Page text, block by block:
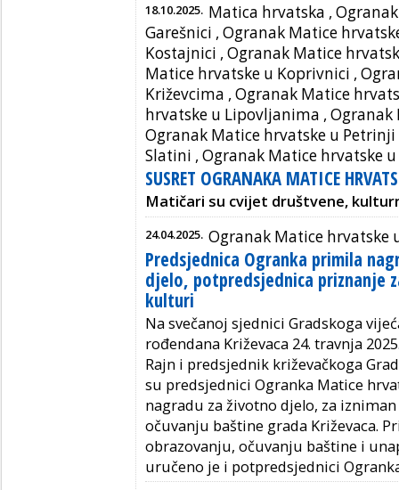
18.10.2025. Matica hrvatska ,
Garešnici , Ogranak Matice
Kostajnici , Ogranak Matice
Matice hrvatske u Koprivnici ,
Križevcima , Ogranak Matice
hrvatske u Lipovljanima , Ogranak
Ogranak Matice hrvatske u Petrinji
Slatini , Ogranak Matice hrvatske
SUSRET OGRANAKA MATICE
Matičari su cvijet društvene,
24.04.2025. Ogranak Matice hrvatske
Predsjednica Ogranka primila
djelo, potpredsjednica priznanje
kulturi
Na svečanoj sjednici Gradskoga
rođendana Križevaca 24. travnja
Rajn i predsjednik križevačkoga
su predsjednici Ogranka Matice
nagradu za životno djelo, za
očuvanju baštine grada Križevaca.
obrazovanju, očuvanju baštine i
uručeno je i potpredsjednici